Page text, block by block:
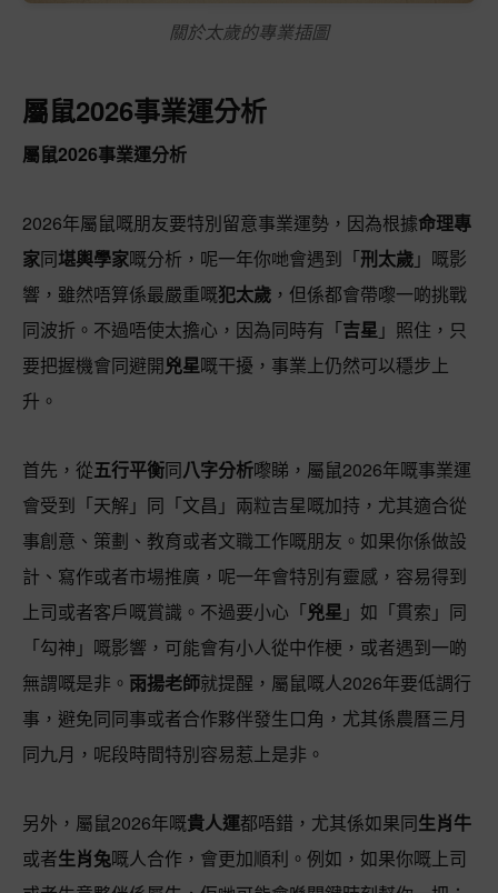
關於太歲的專業插圖
屬鼠2026事業運分析
屬鼠2026事業運分析
2026年屬鼠嘅朋友要特別留意事業運勢，因為根據命理專
家同堪輿學家嘅分析，呢一年你哋會遇到「刑太歲」嘅影
響，雖然唔算係最嚴重嘅犯太歲 ，但係都會帶嚟一啲挑戰
同波折。不過唔使太擔心，因為同時有「吉星」照住，只
要把握機會同避開兇星嘅干擾，事業上仍然可以穩步上
升。
首先，從五行平衡同八字分析嚟睇，屬鼠2026年嘅事業運
會受到「天解」同「文昌」兩粒吉星嘅加持，尤其適合從
事創意、策劃、教育或者文職工作嘅朋友。如果你係做設
計、寫作或者市場推廣，呢一年會特別有靈感，容易得到
上司或者客戶嘅賞識。不過要小心「兇星」如「貫索」同
「勾神」嘅影響，可能會有小人從中作梗，或者遇到一啲
無謂嘅是非。 雨揚老師就提醒，屬鼠嘅人2026年要低調行
事，避免同同事或者合作夥伴發生口角，尤其係農曆三月
同九月，呢段時間特別容易惹上是非。
另外，屬鼠2026年嘅貴人運都唔錯，尤其係如果同生肖牛
或者生肖兔嘅人合作，會更加順利。例如，如果你嘅上司